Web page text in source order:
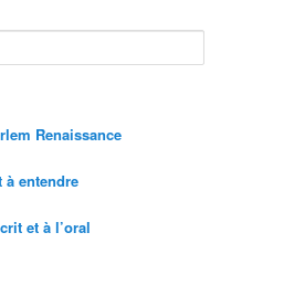
Renaissance
à entendre
et à l’oral